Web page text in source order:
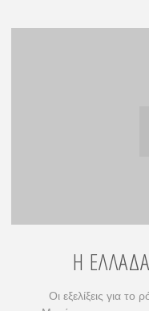
Η
Οι εξελίξεις για